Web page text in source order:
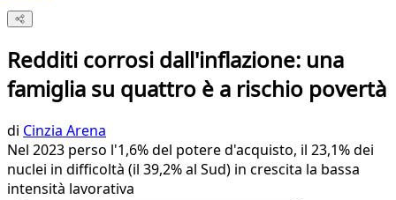
Redditi corrosi dall'inflazione: una
famiglia su quattro è a rischio povertà
di Cinzia Arena
Nel 2023 perso l'1,6% del potere d'acquisto, il 23,1% dei
nuclei in difficoltà (il 39,2% al Sud) in crescita la bassa
intensità lavorativa